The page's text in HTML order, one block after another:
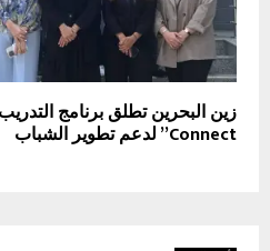
Connect” لدعم تطوير الشباب